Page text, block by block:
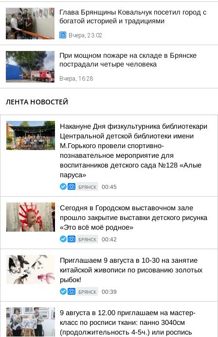
Глава Брянщины Ковальчук посетил город с
богатой историей и традициями
Вчера, 23:02
При мощном пожаре на складе в Брянске
пострадали четыре человека
Вчера, 16:28
ЛЕНТА НОВОСТЕЙ
Накануне Дня физкультурника библиотекари
Центральной детской библиотеки имени
М.Горького провели спортивно-
познавательное мероприятие для
воспитанников детского сада №128 «Алые
паруса»
БРЯНСК 00:45
Сегодня в Городском выставочном зале
прошло закрытие выставки детского рисунка
«Это всё моё родное»
БРЯНСК 00:42
Приглашаем 9 августа в 10-30 на занятие
китайской живописи по рисованию золотых
рыбок!
БРЯНСК 00:39
9 августа в 12.00 приглашаем на мастер-
класс по росписи ткани: панно 3040см
(продолжительность 4-5ч.) или роспись